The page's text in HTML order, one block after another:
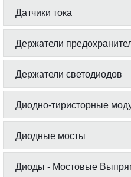
Датчики тока
Держатели
Держатели светодиодов
Диодно-тиристорные
Диодные мосты
Диоды - Мостовые